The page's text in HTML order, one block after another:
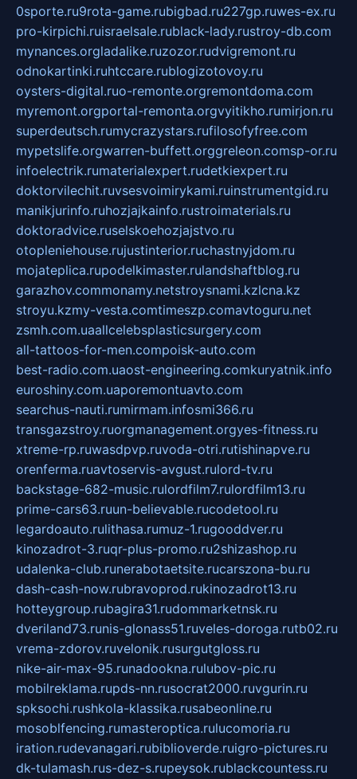
0sporte.ru9rota-game.rubigbad.ru227gp.ruwes-ex.ru
pro-kirpichi.ruisraelsale.rublack-lady.rustroy-db.com
mynances.orgladalike.ruzozor.rudvigremont.ru
odnokartinki.ruhtccare.rublogizotovoy.ru
oysters-digital.ruo-remonte.orgremontdoma.com
myremont.orgportal-remonta.orgvyitikho.rumirjon.ru
superdeutsch.rumycrazystars.rufilosofyfree.com
mypetslife.orgwarren-buffett.orggreleon.comsp-or.ru
infoelectrik.rumaterialexpert.rudetkiexpert.ru
doktorvilechit.ruvsesvoimirykami.ruinstrumentgid.ru
manikjurinfo.ruhozjajkainfo.rustroimaterials.ru
doktoradvice.ruselskoehozjajstvo.ru
otopleniehouse.rujustinterior.ruchastnyjdom.ru
mojateplica.rupodelkimaster.rulandshaftblog.ru
garazhov.commonamy.netstroysnami.kzlcna.kz
stroyu.kzmy-vesta.comtimeszp.comavtoguru.net
zsmh.com.uaallcelebsplasticsurgery.com
all-tattoos-for-men.compoisk-auto.com
best-radio.com.uaost-engineering.comkuryatnik.info
euroshiny.com.uaporemontuavto.com
searchus-nauti.rumirmam.infosmi366.ru
transgazstroy.ruorgmanagement.orgyes-fitness.ru
xtreme-rp.ruwasdpvp.ruvoda-otri.rutishinapve.ru
orenferma.ruavtoservis-avgust.rulord-tv.ru
backstage-682-music.rulordfilm7.rulordfilm13.ru
prime-cars63.ruun-believable.rucodetool.ru
legardoauto.rulithasa.rumuz-1.rugooddver.ru
kinozadrot-3.ruqr-plus-promo.ru2shizashop.ru
udalenka-club.runerabotaetsite.rucarszona-bu.ru
dash-cash-now.rubravoprod.rukinozadrot13.ru
hotteygroup.rubagira31.rudommarketnsk.ru
dveriland73.runis-glonass51.ruveles-doroga.rutb02.ru
vrema-zdorov.ruvelonik.rusurgutgloss.ru
nike-air-max-95.runadookna.rulubov-pic.ru
mobilreklama.rupds-nn.rusocrat2000.ruvgurin.ru
spksochi.rushkola-klassika.rusabeonline.ru
mosoblfencing.rumasteroptica.rulucomoria.ru
iration.rudevanagari.rubiblioverde.ruigro-pictures.ru
dk-tulamash.rus-dez-s.rupeysok.rublackcountess.ru